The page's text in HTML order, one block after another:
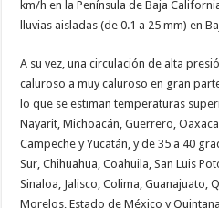
km/h en la Península de Baja
lluvias aisladas (de 0.1 a 25 mm) en
A su vez, una circulación de alta
caluroso a muy caluroso en gran
lo que se estiman temperaturas
Nayarit, Michoacán, Guerrero,
Campeche y Yucatán, y de 35 a 40
Sur, Chihuahua, Coahuila, San Luis
Sinaloa, Jalisco, Colima, Guanajuato,
Morelos, Estado de México y